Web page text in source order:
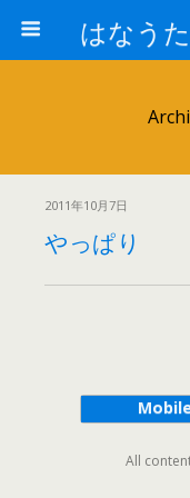
2011年10月7日
やっぱり
All